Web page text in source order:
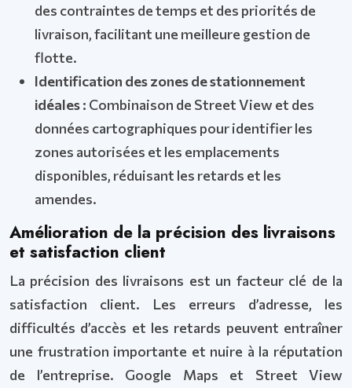
des contraintes de temps et des priorités de
livraison, facilitant une meilleure gestion de
flotte.
Identification des zones de stationnement
idéales : Combinaison de Street View et des
données cartographiques pour identifier les
zones autorisées et les emplacements
disponibles, réduisant les retards et les
amendes.
Amélioration de la précision des livraisons
et satisfaction client
La précision des livraisons est un facteur clé de la
satisfaction client. Les erreurs d’adresse, les
difficultés d’accès et les retards peuvent entraîner
une frustration importante et nuire à la réputation
de l’entreprise. Google Maps et Street View